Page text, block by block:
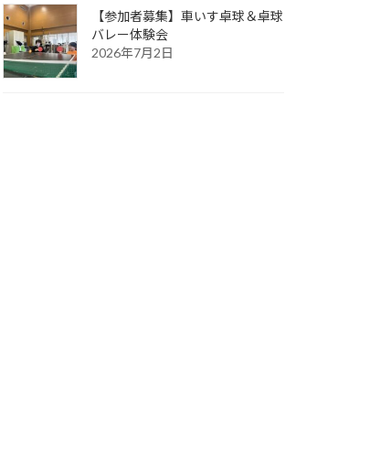
【参加者募集】車いす卓球＆卓球
バレー体験会
2026年7月2日